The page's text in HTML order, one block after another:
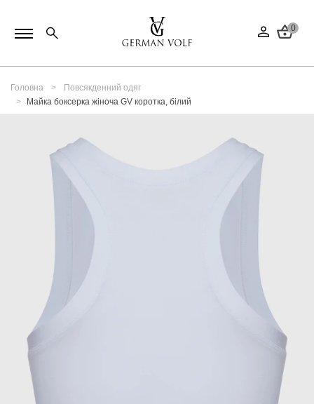
0
Головна
Повсякденний одяг
Майка боксерка жіноча GV коротка, білий